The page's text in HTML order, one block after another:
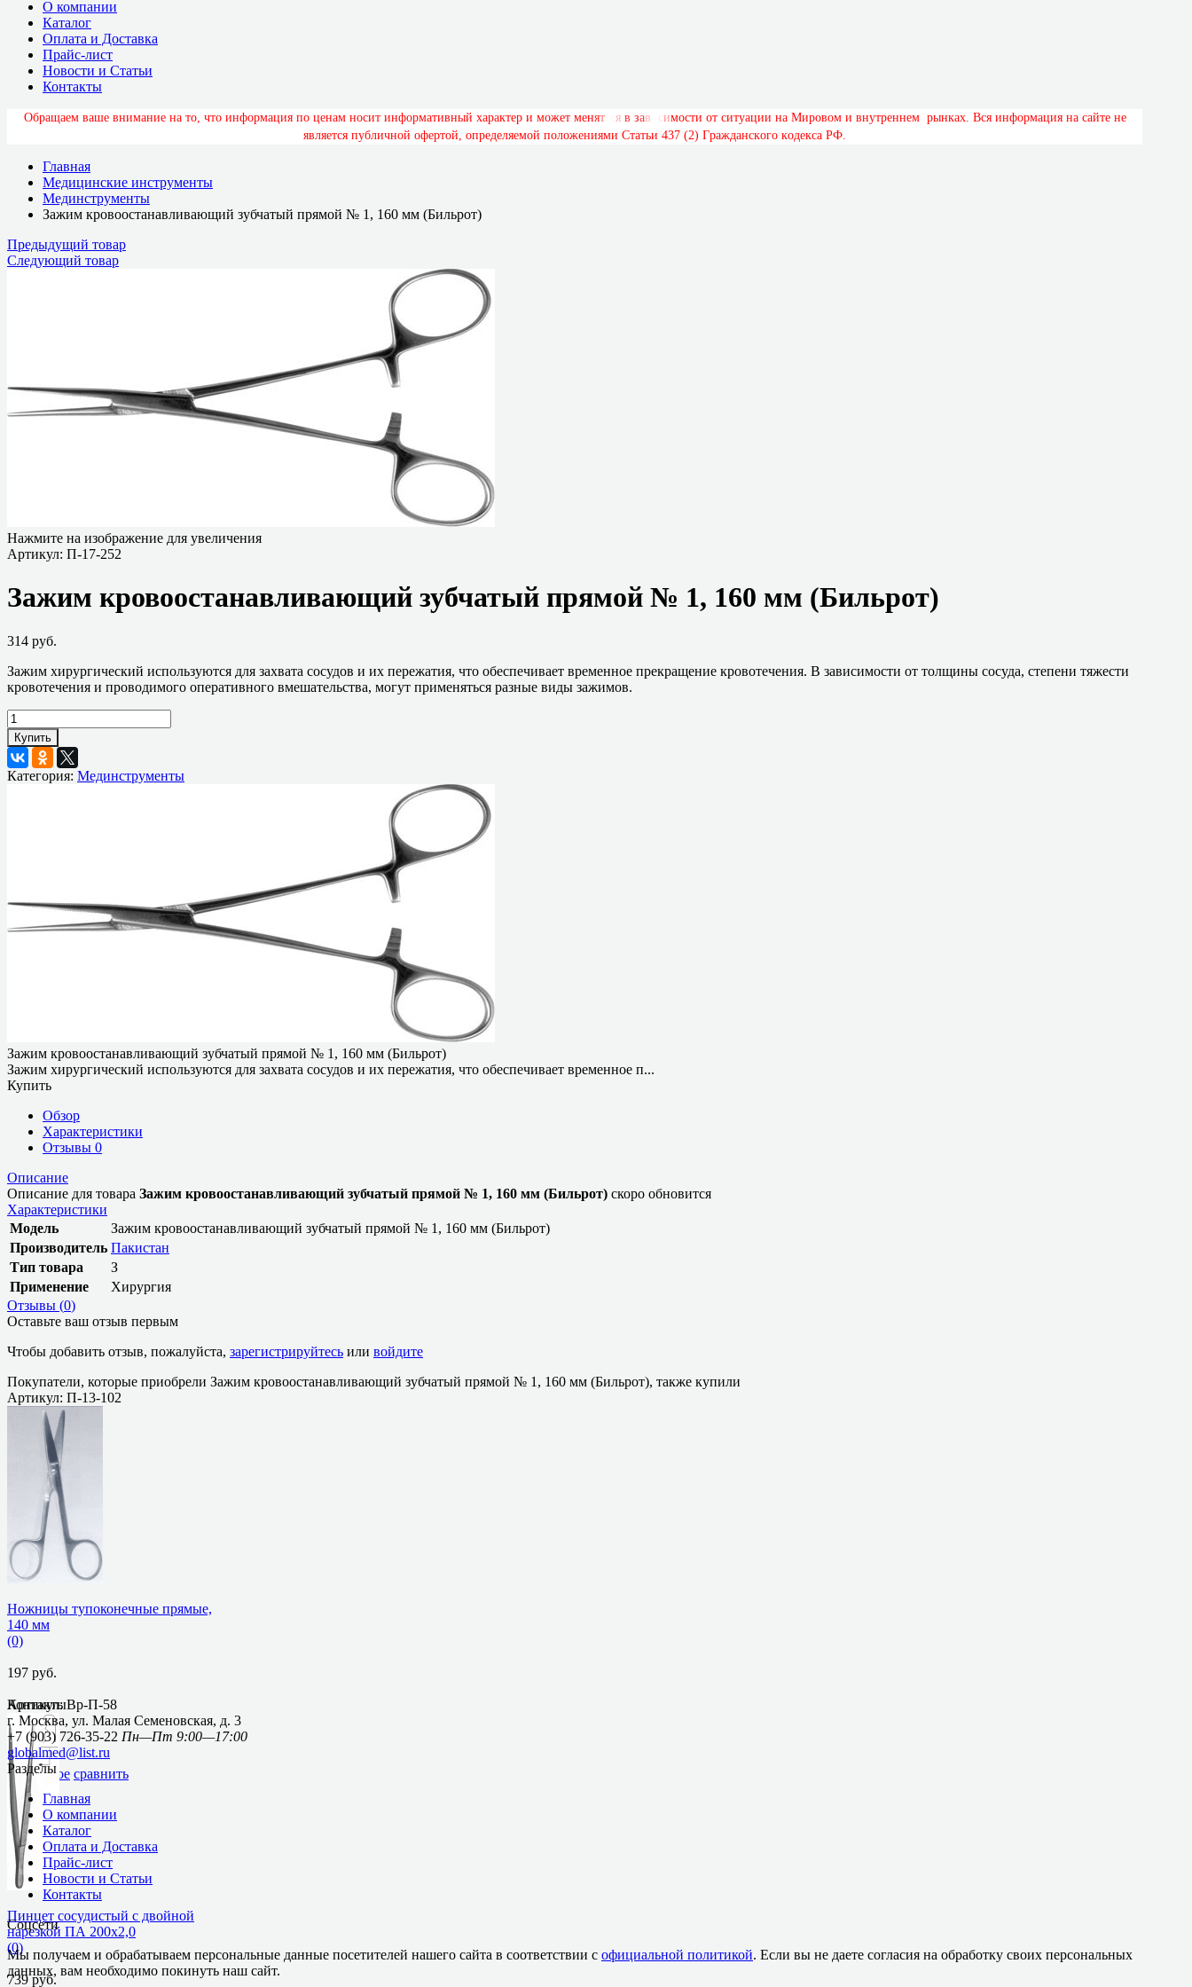
О компании
Каталог
Оплата и Доставка
Прайс-лист
Новости и Статьи
Контакты
Обращаем ваше внимание на то, что информация по ценам носит информативный характер и может менять я в зав с имости от ситуации на Мировом и внутреннем рынках. Вся информация на сайте не
является публичной офертой, определяемой положениями Статьи 437 (2) Гражданского кодекса РФ.
Главная
Медицинские инструменты
Мединструменты
Зажим кровоостанавливающий зубчатый прямой № 1, 160 мм (Бильрот)
Предыдущий товар
Следующий товар
Нажмите на изображение для увеличения
Артикул: П-17-252
Зажим кровоостанавливающий зубчатый прямой № 1, 160 мм (Бильрот)
314 руб.
Зажим хирургический используются для захвата сосудов и их пережатия, что обеспечивает временное прекращение кровотечения. В зависимости от толщины сосуда, степени тяжести
кровотечения и проводимого оперативного вмешательства, могут применяться разные виды зажимов.
Купить
Категория: Мединструменты
Зажим кровоостанавливающий зубчатый прямой № 1, 160 мм (Бильрот)
Зажим хирургический используются для захвата сосудов и их пережатия, что обеспечивает временное п...
Купить
Обзор
Характеристики
Отзывы 0
Описание
Описание для товара Зажим кровоостанавливающий зубчатый прямой № 1, 160 мм (Бильрот) скоро обновится
Характеристики
Модель
Зажим кровоостанавливающий зубчатый прямой № 1, 160 мм (Бильрот)
Производитель Пакистан
Тип товара
З
Применение
Хирургия
Отзывы (0)
Оставьте ваш отзыв первым
Чтобы добавить отзыв, пожалуйста, зарегистрируйтесь или войдите
Покупатели, которые приобрели Зажим кровоостанавливающий зубчатый прямой № 1, 160 мм (Бильрот), также купили
Артикул: П-13-102
избранное сравнить
Ножницы тупоконечные прямые,
140 мм
(0)
197 руб.
Артикул: Вр-П-58
Пинцет сосудистый с двойной
нарезкой ПА 200х2,0
(0)
739 руб.
Контакты
г. Москва, ул. Малая Семеновская, д. 3
+7 (903) 726-35-22 Пн—Пт 9:00—17:00
globalmed@list.ru
Разделы
Главная
О компании
Каталог
Оплата и Доставка
Прайс-лист
Новости и Статьи
Контакты
Соцсети
Мы получаем и обрабатываем персональные данные посетителей нашего сайта в соответствии с официальной политикой. Если вы не даете согласия на обработку своих персональных
данных, вам необходимо покинуть наш сайт.